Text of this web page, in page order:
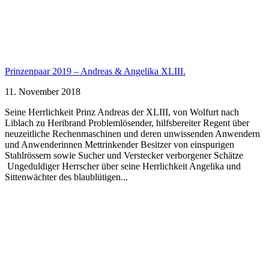
Prinzenpaar 2019 – Andreas & Angelika XLIII.
11. November 2018
Seine Herrlichkeit Prinz Andreas der XLIII, von Wolfurt nach
Liblach zu Heribrand Problemlösender, hilfsbereiter Regent über
neuzeitliche Rechenmaschinen und deren unwissenden Anwendern
und Anwenderinnen Mettrinkender Besitzer von einspurigen
Stahlrössern sowie Sucher und Verstecker verborgener Schätze
Ungeduldiger Herrscher über seine Herrlichkeit Angelika und
Sittenwächter des blaublütigen...